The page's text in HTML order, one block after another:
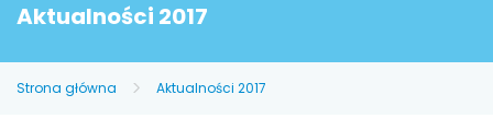
Aktualności 2017
Strona główna Aktualności 2017